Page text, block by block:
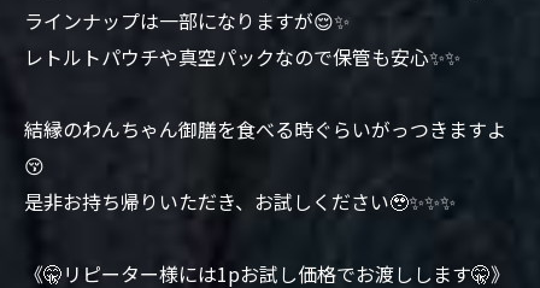
ラインナップは一部になりますが😌✨
レトルトパウチや真空パックなので保管も安心✨✨
結縁のわんちゃん御膳を食べる時ぐらいがっつきますよ
😚
是非お持ち帰りいただき、お試しください🥹✨✨✨
《🤫リピーター様には1pお試し価格でお渡しします🤫》